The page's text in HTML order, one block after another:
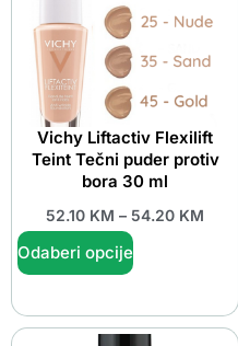
Vichy Liftactiv Flexilift
Teint Tečni puder protiv
bora 30 ml
52.10 KM – 54.20 KM
Odaberi opcije